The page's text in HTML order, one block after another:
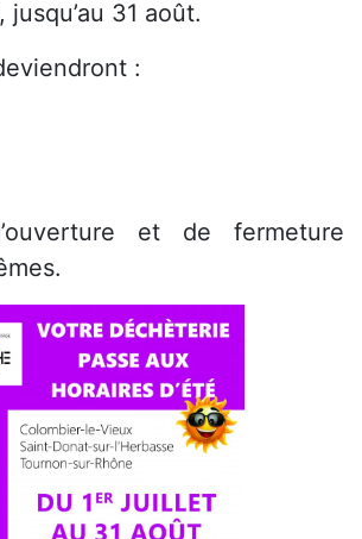
31 août.
:
et de fermeture